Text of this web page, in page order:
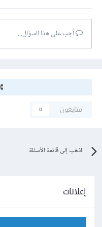
أجب على هذا السؤال...
متابعون
0
اذهب إلى قائمة الأسئلة
إعلانات